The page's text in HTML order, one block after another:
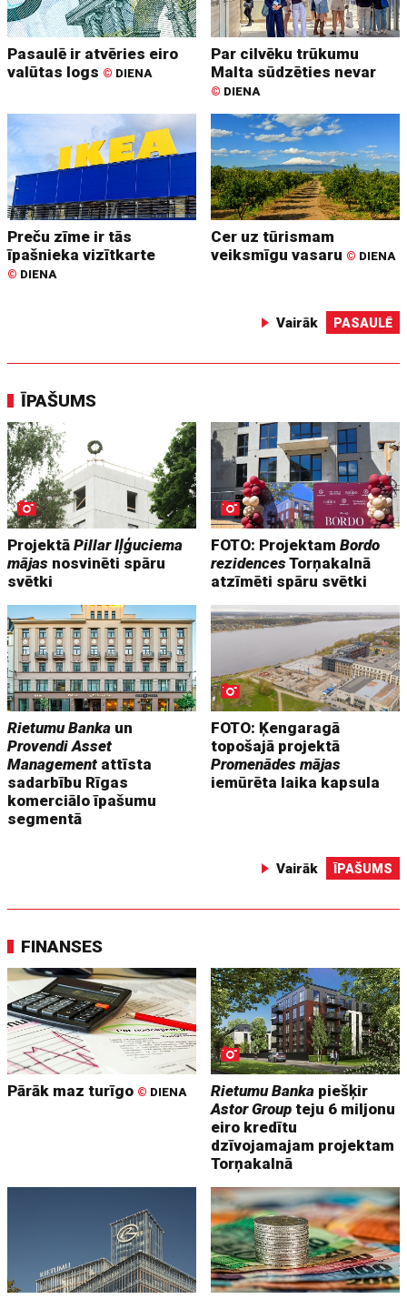
Pasaulē ir atvēries eiro
valūtas logs © DIENA
Par cilvēku trūkumu
Malta sūdzēties nevar
© DIENA
Preču zīme ir tās
īpašnieka vizītkarte
© DIENA
Cer uz tūrismam
veiksmīgu vasaru © DIENA
Vairāk PASAULĒ
ĪPAŠUMS
ProjektāPillar Iļģuciema
mājas nosvinēti spāru
svētki
FOTO: ProjektamBordo
rezidencesTorņakalnā
atzīmēti spāru svētki
Rietumu Banka un
Provendi Asset
Management attīsta
sadarbību Rīgas
komerciālo īpašumu
segmentā
FOTO: Ķengaragā
topošajā projektā
Promenādes mājas
iemūrēta laika kapsula
Vairāk ĪPAŠUMS
FINANSES
Pārāk maz turīgo © DIENA Rietumu Banka piešķir
Astor Group teju 6 miljonu
eiro kredītu
dzīvojamajam projektam
Torņakalnā